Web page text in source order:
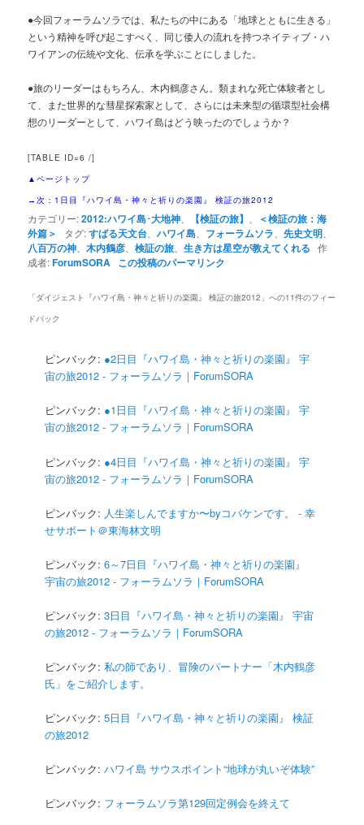
●今回フォーラムソラでは、私たちの中にある「地球とともに生きる」
という精神を呼び起こすべく、同じ倭人の流れを持つネイティブ・ハ
ワイアンの伝統や文化、伝承を学ぶことにしました。
●旅のリーダーはもちろん、木内鶴彦さん。類まれな死亡体験者とし
て、また世界的な彗星探索家として、さらには未来型の循環型社会構
想のリーダーとして、ハワイ島はどう映ったのでしょうか？
[TABLE ID=6 /]
▲ページトップ
→次：1日目『ハワイ島・神々と祈りの楽園』 検証の旅2012
カテゴリー:2012:ハワイ島･大地神 【検証の旅】
＜検証の旅：海
外篇＞
タグ:すばる天文台 、ハワイ島 フォーラムソラ 、先史文明
八百万の神 、木内鶴彦 、検証の旅 、生き方は星空が教えてくれる 作
成者:ForumSORA この投稿のパーマリンク
「ダイジェスト『ハワイ島・神々と祈りの楽園』 検証の旅2012 」への11件のフィー
ドバック
ピンバック: ●2日目『ハワイ島・神々と祈りの楽園』 宇
宙の旅2012 - フォーラムソラ｜ForumSORA
ピンバック: ●1日目『ハワイ島・神々と祈りの楽園』 宇
宙の旅2012 - フォーラムソラ｜ForumSORA
ピンバック: ●4日目『ハワイ島・神々と祈りの楽園』 宇
宙の旅2012 - フォーラムソラ｜ForumSORA
ピンバック: 人生楽しんでますか〜byコバケンです。 - 幸
せサポート＠東海林文明
ピンバック:6～7日目『ハワイ島・神々と祈りの楽園』
宇宙の旅2012 - フォーラムソラ｜ForumSORA
ピンバック:3日目『ハワイ島・神々と祈りの楽園』 宇宙
の旅2012 - フォーラムソラ｜ForumSORA
ピンバック:私の師であり、冒険のパートナー「木内鶴彦
氏」をご紹介します。
ピンバック:5日目『ハワイ島・神々と祈りの楽園』 検証
の旅2012
ピンバック:ハワイ島 サウスポイント“地球が丸いぞ体験”
ピンバック: フォーラムソラ第129回定例会を終えて